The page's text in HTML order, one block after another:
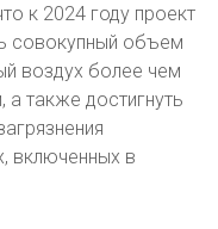
к 2024 году проект
совокупный объем
воздух более чем
а также достигнуть
включенных в